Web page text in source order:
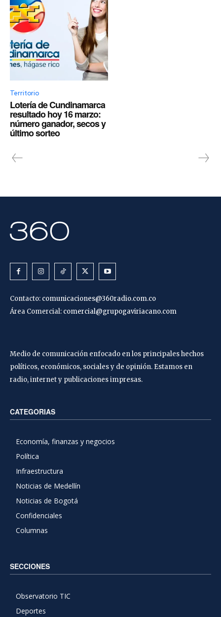
Territorio
Lotería de Cundinamarca
resultado hoy 16 marzo:
número ganador, secos y
último sorteo
Contacto: comunicaciones@360radio.com.co
Área Comercial: comercial@grupogaviriacano.com
Medio de comunicación enfocado en los principales hechos
políticos, económicos, sociales y de opinión. Estamos en
radio, internet y publicaciones impresas.
CATEGORIAS
Economía, finanzas y negocios
Política
Infraestructura
Noticias de Medellín
Noticias de Bogotá
Confidenciales
Columnas
SECCIONES
Observatorio TIC
Deportes